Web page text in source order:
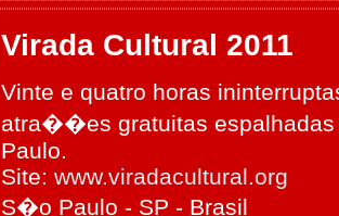
Virada Cultural 2011
Vinte e quatro horas
atra��es gratuitas
Paulo.
Site: www.viradacultural.org
S�o Paulo - SP - Brasil